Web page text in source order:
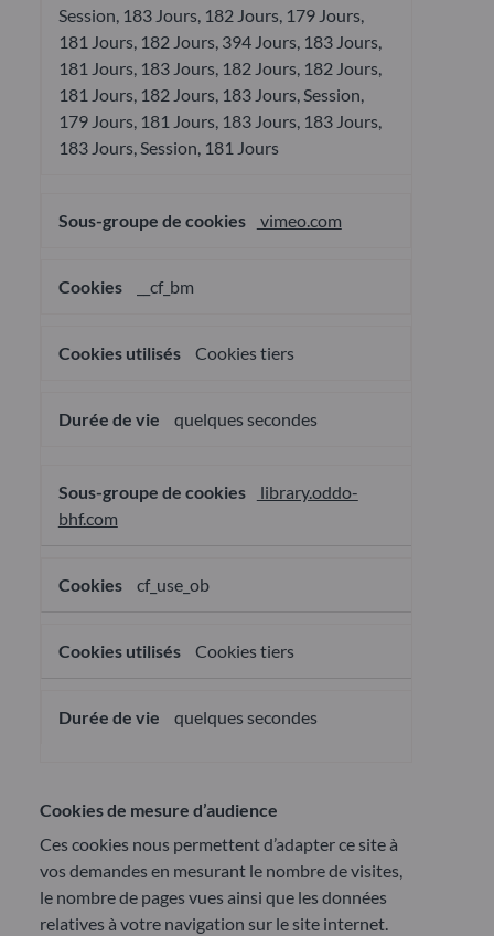
Session, 183 Jours, 182 Jours, 179 Jours,
181 Jours, 182 Jours, 394 Jours, 183 Jours,
181 Jours, 183 Jours, 182 Jours, 182 Jours,
181 Jours, 182 Jours, 183 Jours, Session,
179 Jours, 181 Jours, 183 Jours, 183 Jours,
183 Jours, Session, 181 Jours
vimeo.com
__cf_bm
Cookies tiers
quelques secondes
library.oddo-
bhf.com
cf_use_ob
Cookies tiers
quelques secondes
Cookies de mesure d’audience
Ces cookies nous permettent d’adapter ce site à
vos demandes en mesurant le nombre de visites,
le nombre de pages vues ainsi que les données
relatives à votre navigation sur le site internet.